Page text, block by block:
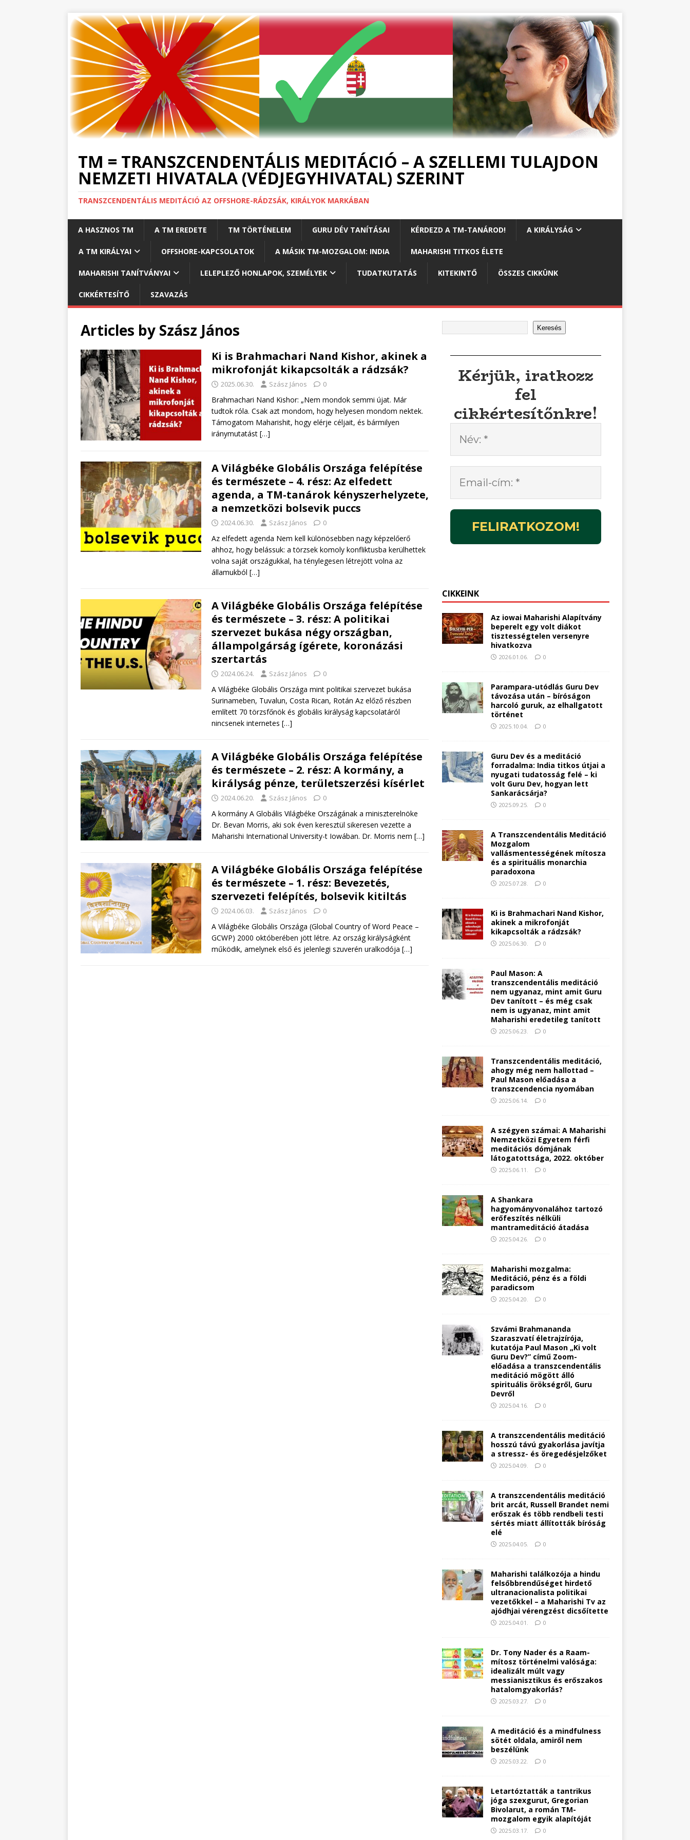
TM = TRANSZCENDENTÁLIS MEDITÁCIÓ – A SZELLEMI TULAJDON
NEMZETI HIVATALA (VÉDJEGYHIVATAL) SZERINT
TRANSZCENDENTÁLIS MEDITÁCIÓ AZ OFFSHORE-RÁDZSÁK, KIRÁLYOK MARKÁBAN
A HASZNOS TM A TM EREDETE TM TÖRTÉNELEM GURU DÉV TANÍTÁSAI KÉRDEZD A TM-TANÁROD! A KIRÁLYSÁG
A TM KIRÁLYAI OFFSHORE-KAPCSOLATOK A MÁSIK TM-MOZGALOM: INDIA MAHARISHI TITKOS ÉLETE
MAHARISHI TANÍTVÁNYAI LELEPLEZŐ HONLAPOK, SZEMÉLYEK TUDATKUTATÁS KITEKINTŐ ÖSSZES CIKKÜNK
CIKKÉRTESÍTŐ SZAVAZÁS
Articles by Szász János
Ki is Brahmachari Nand Kishor, akinek a
mikrofonját kikapcsolták a rádzsák?
2025.06.30. Szász János 0
Brahmachari Nand Kishor: „Nem mondok semmi újat. Már
tudtok róla. Csak azt mondom, hogy helyesen mondom nektek.
Támogatom Maharishit, hogy elérje céljait, és bármilyen
iránymutatást […]
A Világbéke Globális Országa felépítése
és természete – 4. rész: Az elfedett
agenda, a TM-tanárok kényszerhelyzete,
a nemzetközi bolsevik puccs
2024.06.30. Szász János 0
Az elfedett agenda Nem kell különösebben nagy képzelőerő
ahhoz, hogy belássuk: a törzsek komoly konfliktusba kerülhettek
volna saját országukkal, ha ténylegesen létrejött volna az
államukból […]
A Világbéke Globális Országa felépítése
és természete – 3. rész: A politikai
szervezet bukása négy országban,
állampolgárság ígérete, koronázási
szertartás
2024.06.24. Szász János 0
A Világbéke Globális Országa mint politikai szervezet bukása
Surinameben, Tuvalun, Costa Rican, Rotán Az előző részben
említett 70 törzsfőnök és globális királyság kapcsolatáról
nincsenek internetes […]
A Világbéke Globális Országa felépítése
és természete – 2. rész: A kormány, a
királyság pénze, területszerzési kísérlet
2024.06.20. Szász János 0
A kormány A Globális Világbéke Országának a miniszterelnöke
Dr. Bevan Morris, aki sok éven keresztül sikeresen vezette a
Maharishi International University-t Iowában. Dr. Morris nem […]
A Világbéke Globális Országa felépítése
és természete – 1. rész: Bevezetés,
szervezeti felépítés, bolsevik kitiltás
2024.06.03. Szász János 0
A Világbéke Globális Országa (Global Country of Word Peace –
GCWP) 2000 októberében jött létre. Az ország királyságként
működik, amelynek első és jelenlegi szuverén uralkodója […]
Keresés
Kérjük, iratkozz
fel
cikkértesítőnkre!
CIKKEINK
Az iowai Maharishi Alapítvány
beperelt egy volt diákot
tisztességtelen versenyre
hivatkozva
2026.01.06. 0
Parampara-utódlás Guru Dev
távozása után – bíróságon
harcoló guruk, az elhallgatott
történet
2025.10.04. 0
Guru Dev és a meditáció
forradalma: India titkos útjai a
nyugati tudatosság felé – ki
volt Guru Dev, hogyan lett
Sankarácsárja?
2025.09.25. 0
A Transzcendentális Meditáció
Mozgalom
vallásmentességének mítosza
és a spirituális monarchia
paradoxona
2025.07.28. 0
Ki is Brahmachari Nand Kishor,
akinek a mikrofonját
kikapcsolták a rádzsák?
2025.06.30. 0
Paul Mason: A
transzcendentális meditáció
nem ugyanaz, mint amit Guru
Dev tanított – és még csak
nem is ugyanaz, mint amit
Maharishi eredetileg tanított
2025.06.23. 0
Transzcendentális meditáció,
ahogy még nem hallottad –
Paul Mason előadása a
transzcendencia nyomában
2025.06.14. 0
A szégyen számai: A Maharishi
Nemzetközi Egyetem férfi
meditációs dómjának
látogatottsága, 2022. október
2025.06.11. 0
A Shankara
hagyományvonalához tartozó
erőfeszítés nélküli
mantrameditáció átadása
2025.04.26. 0
Maharishi mozgalma:
Meditáció, pénz és a földi
paradicsom
2025.04.20. 0
Szvámi Brahmananda
Szaraszvatí életrajzírója,
kutatója Paul Mason „Ki volt
Guru Dev?” című Zoom-
előadása a transzcendentális
meditáció mögött álló
spirituális örökségről, Guru
Devről
2025.04.16. 0
A transzcendentális meditáció
hosszú távú gyakorlása javítja
a stressz- és öregedésjelzőket
2025.04.09. 0
A transzcendentális meditáció
brit arcát, Russell Brandet nemi
erőszak és több rendbeli testi
sértés miatt állították bíróság
elé
2025.04.05. 0
Maharishi találkozója a hindu
felsőbbrendűséget hirdető
ultranacionalista politikai
vezetőkkel – a Maharishi Tv az
ajódhjai vérengzést dicsőítette
2025.04.01. 0
Dr. Tony Nader és a Raam-
mítosz történelmi valósága:
idealizált múlt vagy
messianisztikus és erőszakos
hatalomgyakorlás?
2025.03.27. 0
A meditáció és a mindfulness
sötét oldala, amiről nem
beszélünk
2025.03.22. 0
Letartóztatták a tantrikus
jóga szexgurut, Gregorian
Bivolarut, a román TM-
mozgalom egyik alapítóját
2025.03.17. 0